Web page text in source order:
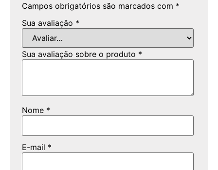
Campos obrigatórios são marcados com *
Sua avaliação *
Sua avaliação sobre o produto *
Nome *
E-mail *